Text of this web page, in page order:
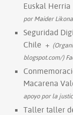
Euskal Herria
por Maider
Seguridad
Chile +
blogspot.com/)
Macarena
apoyo por la
Taller taller